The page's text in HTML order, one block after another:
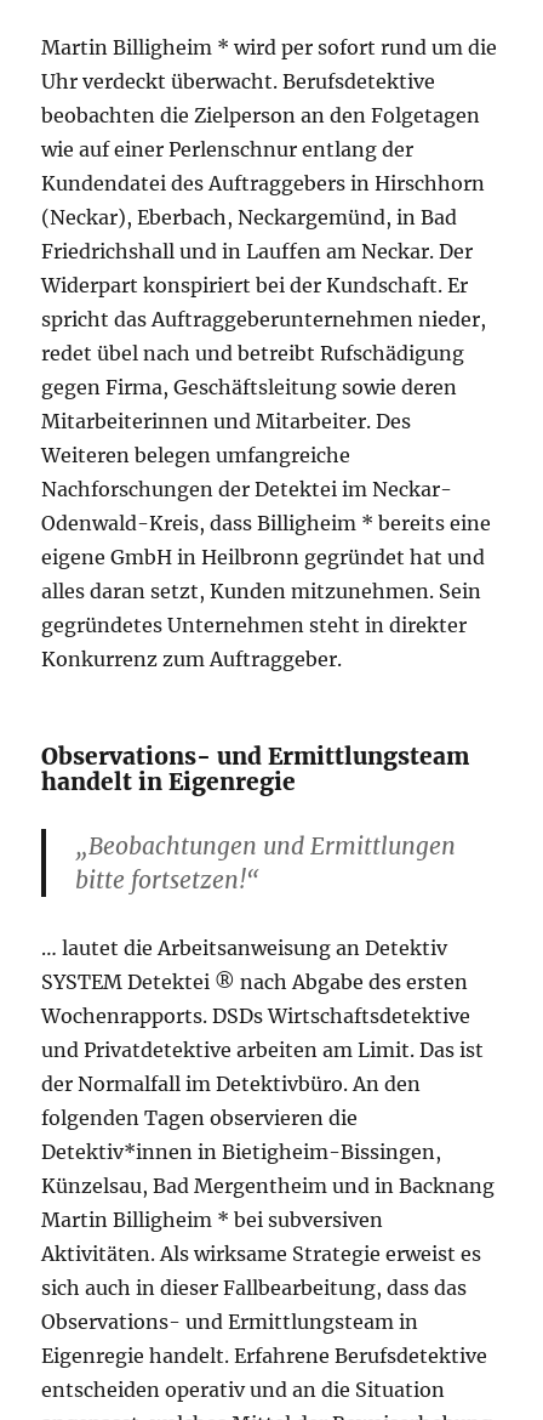
Martin Billigheim * wird per sofort rund um die
Uhr verdeckt überwacht. Berufsdetektive
beobachten die Zielperson an den Folgetagen
wie auf einer Perlenschnur entlang der
Kundendatei des Auftraggebers in Hirschhorn
(Neckar), Eberbach, Neckargemünd, in Bad
Friedrichshall und in Lauffen am Neckar. Der
Widerpart konspiriert bei der Kundschaft. Er
spricht das Auftraggeberunternehmen nieder,
redet übel nach und betreibt Rufschädigung
gegen Firma, Geschäftsleitung sowie deren
Mitarbeiterinnen und Mitarbeiter. Des
Weiteren belegen umfangreiche
Nachforschungen der Detektei im Neckar-
Odenwald-Kreis, dass Billigheim * bereits eine
eigene GmbH in Heilbronn gegründet hat und
alles daran setzt, Kunden mitzunehmen. Sein
gegründetes Unternehmen steht in direkter
Konkurrenz zum Auftraggeber.
Observations- und Ermittlungsteam
handelt in Eigenregie
„Beobachtungen und Ermittlungen
bitte fortsetzen!“
… lautet die Arbeitsanweisung an Detektiv
SYSTEM Detektei ® nach Abgabe des ersten
Wochenrapports. DSDs Wirtschaftsdetektive
und Privatdetektive arbeiten am Limit. Das ist
der Normalfall im Detektivbüro. An den
folgenden Tagen observieren die
Detektiv*innen in Bietigheim-Bissingen,
Künzelsau, Bad Mergentheim und in Backnang
Martin Billigheim * bei subversiven
Aktivitäten. Als wirksame Strategie erweist es
sich auch in dieser Fallbearbeitung, dass das
Observations- und Ermittlungsteam in
Eigenregie handelt. Erfahrene Berufsdetektive
entscheiden operativ und an die Situation